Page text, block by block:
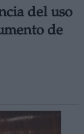
del uso
de